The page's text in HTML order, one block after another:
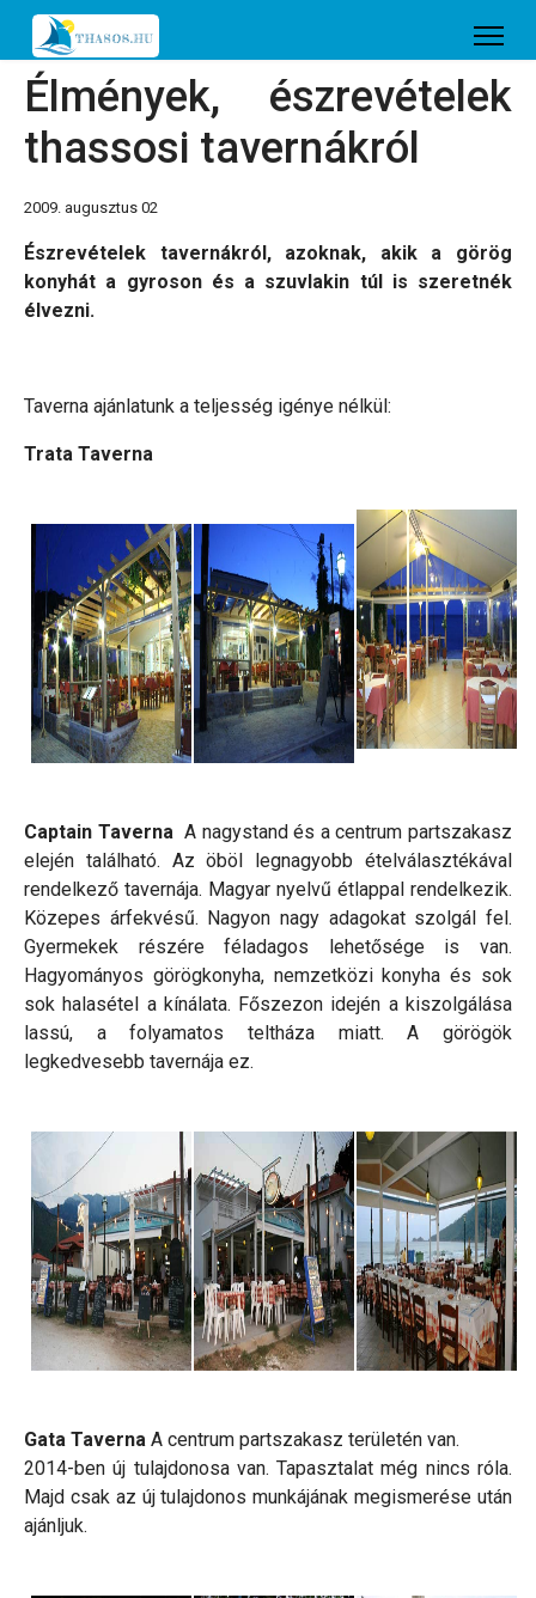
Élmények, észrevételek
thassosi tavernákról
2009. augusztus 02
Észrevételek tavernákról, azoknak, akik a görög
konyhát a gyroson és a szuvlakin túl is szeretnék
élvezni.
Taverna ajánlatunk a teljesség igénye nélkül:
Trata Taverna
Captain TavernaA nagystand és a centrum partszakasz
elején található. Az öböl legnagyobb ételválasztékával
rendelkező tavernája. Magyar nyelvű étlappal rendelkezik.
Közepes árfekvésű. Nagyon nagy adagokat szolgál fel.
Gyermekek részére féladagos lehetősége is van.
Hagyományos görögkonyha, nemzetközi konyha és sok
sok halasétel a kínálata. Főszezon idején a kiszolgálása
lassú, a folyamatos teltháza miatt. A görögök
legkedvesebb tavernája ez.
Gata Taverna A centrum partszakasz területén van.
2014-ben új tulajdonosa van. Tapasztalat még nincs róla.
Majd csak az új tulajdonos munkájának megismerése után
ajánljuk.